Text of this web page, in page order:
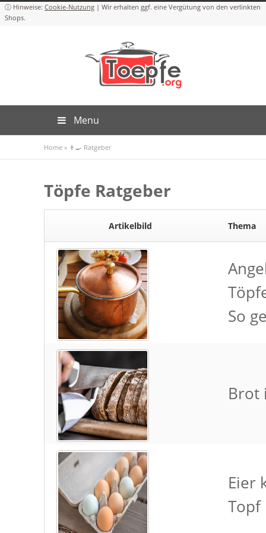
Cookie-Nutzung
Menu
Home » 👨‍🍳 Ratgeber
Töpfe Ratgeber
Artikelbild Thema
So
Brot
Eier
Topf